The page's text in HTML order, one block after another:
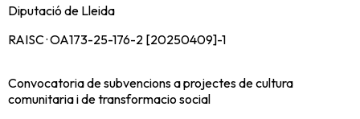
Diputació de Lleida
RAISC · OA173-25-176-2 [20250409]-1
Convocatoria de subvencions a projectes de cultura
comunitaria i de transformacio social